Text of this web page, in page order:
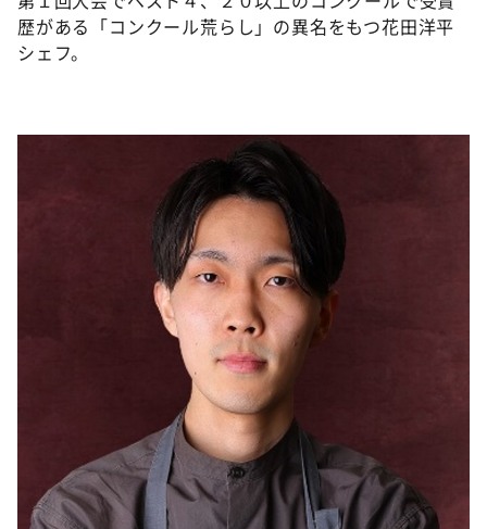
歴がある「コンクール荒らし」の異名をもつ花田洋平
シェフ。